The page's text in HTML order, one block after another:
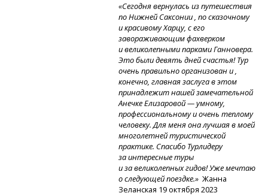
«Сегодня вернулась из путешествия
по Нижней Саксонии , по сказочному
и красивому Харцу, с его
завораживающим фахверком
и великолепными парками Ганновера.
Это были девять дней счастья! Тур
очень правильно организован и ,
конечно, главная заслуга в этом
принадлежит нашей замечательной
Анечке Елизаровой — умному,
профессиональному и очень теплому
человеку. Для меня она лучшая в моей
многолетней туристической
практике. Спасибо Турлидеру
за интересные туры
и за великолепных гидов! Уже мечтаю
о следующей поездке.» Жанна
Зеланская 19 октября 2023